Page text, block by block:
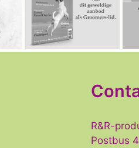
R&R-
Postbus 4